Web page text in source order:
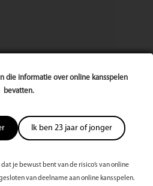
die informatie over online kansspelen
bevatten.
Ik ben 23 jaar of jonger
je bewust bent van de risico’s van online
van deelname aan online kansspelen.